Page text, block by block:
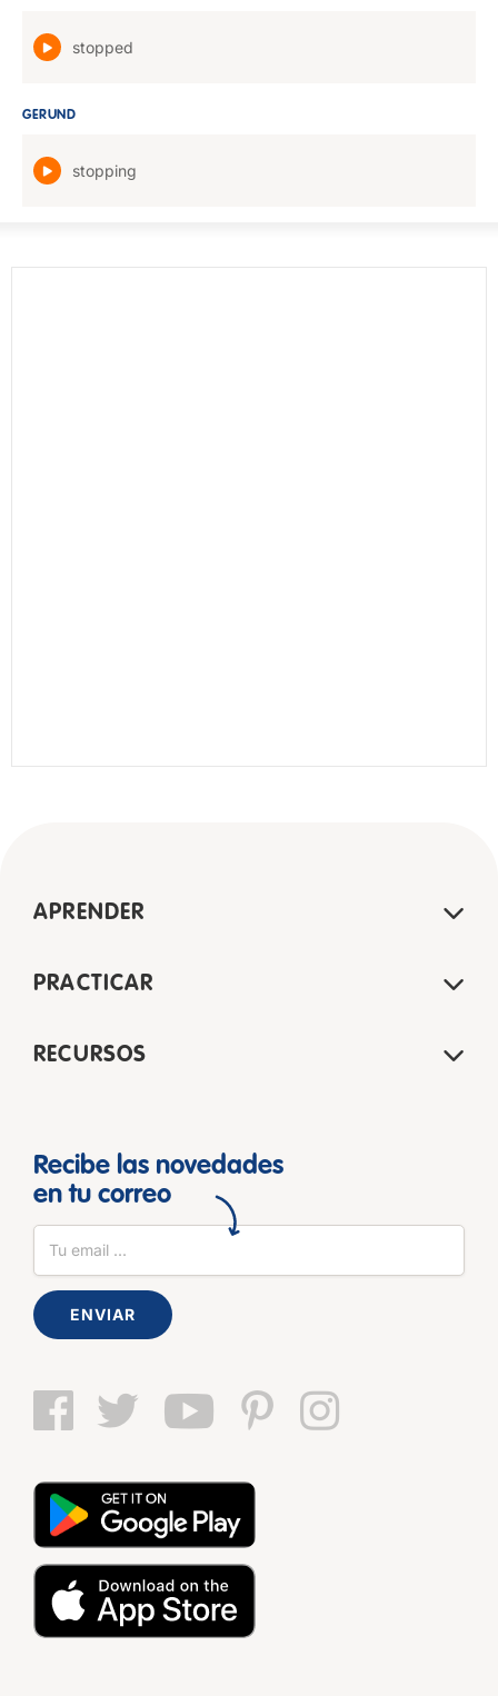
stopped
GERUND
stopping
APRENDER
PRACTICAR
RECURSOS
Recibe las novedades
en tu correo
ENVIAR